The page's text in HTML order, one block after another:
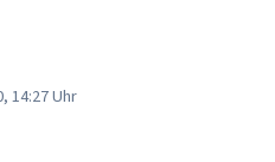
14:27 Uhr